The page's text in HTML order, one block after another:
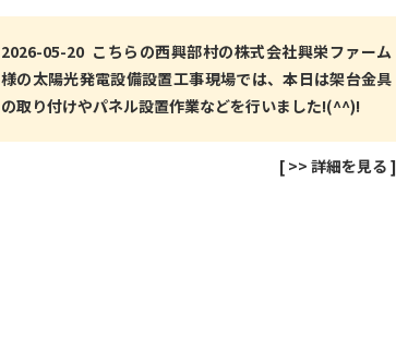
2026-05-20 こちらの西興部村の株式会社興栄ファーム
様の太陽光発電設備設置工事現場では、本日は架台金具
の取り付けやパネル設置作業などを行いました!(^^)!
[ >> 詳細を見る ]